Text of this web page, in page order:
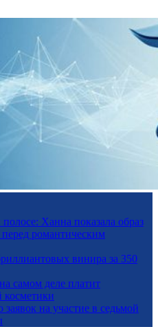
Ханна показала образ
романтическим
винира за 350
самом деле платит
косметики
на участие в седьмой